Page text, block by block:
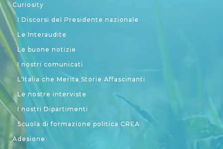
Curiosity
I Discorsi del Presidente nazionale
Le Interaudite
Le buone notizie
I nostri comunicati
L’Italia che Merita Storie Affascinanti
Le nostre interviste
I nostri Dipartimenti
Scuola di formazione politica CREA
Adesione